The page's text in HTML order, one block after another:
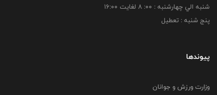
شنبه الي چهارشنبه : 00: 8 لغايت 16:00
پنج شنبه : تعطیل
پیوندها
وزارت ورزش و جوانان